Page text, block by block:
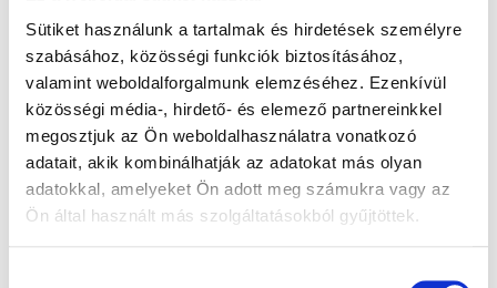
Sütiket használunk a tartalmak és hirdetések személyre
szabásához, közösségi funkciók biztosításához,
valamint weboldalforgalmunk elemzéséhez. Ezenkívül
közösségi média-, hirdető- és elemező partnereinkkel
megosztjuk az Ön weboldalhasználatra vonatkozó
adatait, akik kombinálhatják az adatokat más olyan
adatokkal, amelyeket Ön adott meg számukra vagy az
Ön által használt más szolgáltatásokból gyűjtöttek.
Sós finompékáruk
Szűrési feltételek:
élesztőmentes
gluténmentes
hozzáadott répacukormentes
laktózmentes
mesterséges adalékanyag-mentes
mustármentes